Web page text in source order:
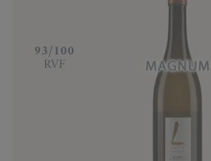
‍93/100
RVF